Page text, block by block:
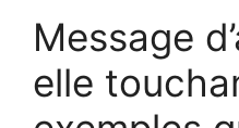
Message
elle